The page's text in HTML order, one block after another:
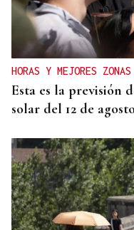
HORAS Y MEJORES ZONAS
Esta es la previsión
solar del 12 de